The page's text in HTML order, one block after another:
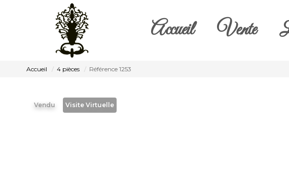
Accueil Vente
Accueil 4 pièces Référence 1253
Vendu Visite Virtuelle